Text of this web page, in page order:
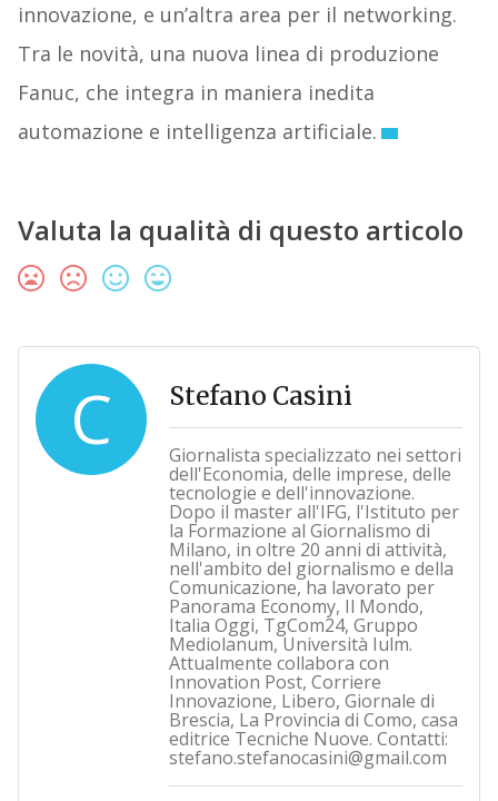
innovazione, e un’altra area per il networking.
Tra le novità, una nuova linea di produzione
Fanuc, che integra in maniera inedita
automazione e intelligenza artificiale.
Valuta la qualità di questo articolo
C Stefano Casini
Giornalista specializzato nei settori
dell'Economia, delle imprese, delle
tecnologie e dell'innovazione.
Dopo il master all'IFG, l'Istituto per
la Formazione al Giornalismo di
Milano, in oltre 20 anni di attività,
nell'ambito del giornalismo e della
Comunicazione, ha lavorato per
Panorama Economy, Il Mondo,
Italia Oggi, TgCom24, Gruppo
Mediolanum, Università Iulm.
Attualmente collabora con
Innovation Post, Corriere
Innovazione, Libero, Giornale di
Brescia, La Provincia di Como, casa
editrice Tecniche Nuove. Contatti:
stefano.stefanocasini@gmail.com